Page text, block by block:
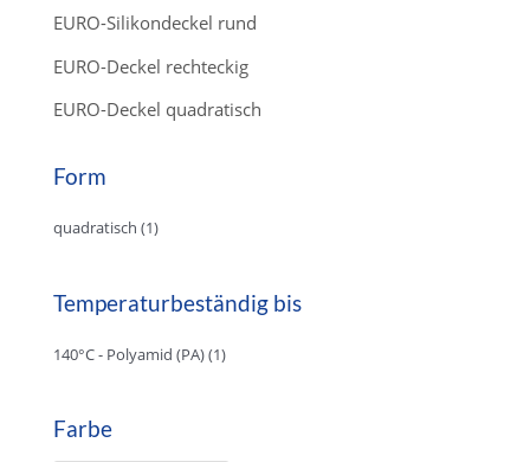
EURO-Silikondeckel rund
EURO-Deckel rechteckig
EURO-Deckel quadratisch
Form
quadratisch (1)
Temperaturbeständig bis
140°C - Polyamid (PA)(1)
Farbe